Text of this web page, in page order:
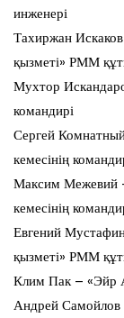
инженері
Тахиржан
қызметі» РММ
Мухтор
командирі
Сергей
кемесінің
Максим Межевий
кемесінің
Евгений
қызметі» РММ
Клим Пак – «Эйр
Андрей Самойлов